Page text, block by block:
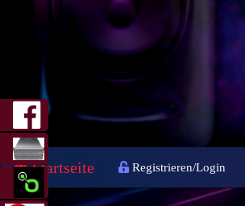
Startseite Registrieren/Login